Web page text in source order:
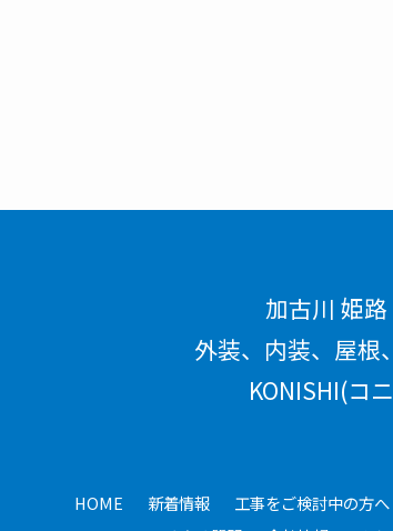
加古川 姫路
外装、内装、屋根
KONISHI(コ
HOME 新着情報 工事をご検討中の方へ